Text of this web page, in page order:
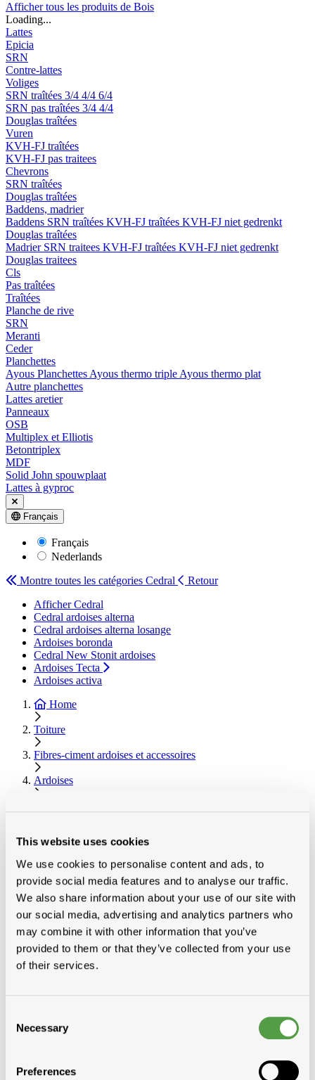
This website uses cookies
We use cookies to personalise content and ads, to
provide social media features and to analyse our traffic.
We also share information about your use of our site with
our social media, advertising and analytics partners who
may combine it with other information that you’ve
provided to them or that they’ve collected from your use
of their services.
Selection
Necessary
Preferences
Afficher tous les produits de Bois
Loading...
Lattes
Epicia
SRN
Contre-lattes
Voliges
SRN traîtées 3/4 4/4 6/4
SRN pas traîtées 3/4 4/4
Douglas traîtées
Vuren
KVH-FJ traîtées
KVH-FJ pas traitees
Chevrons
SRN traîtées
Douglas traîtées
Baddens, madrier
Baddens SRN traîtées KVH-FJ traîtées KVH-FJ niet gedrenkt
Douglas traîtées
Madrier SRN traitees KVH-FJ traîtées KVH-FJ niet gedrenkt
Douglas traitees
Cls
Pas traîtées
Traîtées
Planche de rive
SRN
Meranti
Ceder
Planchettes
Ayous Planchettes Ayous thermo triple Ayous thermo plat
Autre planchettes
Lattes aretier
Panneaux
OSB
Multiplex et Elliotis
Betontriplex
MDF
Solid John spouwplaat
Lattes à gyproc
Français
Français
Nederlands
Montre toutes les catégories Cedral
Retour
Afficher Cedral
Cedral ardoises alterna
Cedral ardoises alterna losange
Ardoises boronda
Cedral New Stonit ardoises
Ardoises Tecta
Ardoises activa
Home
Toiture
Fibres-ciment ardoises et accessoires
Ardoises
Cedral
Catégories
Tuiles terre cuite
Toiture plat
Fenêtres, coupoles
Fibres-ciment ardoises et accessoires
Ardoises
Cedral
Plaques metal